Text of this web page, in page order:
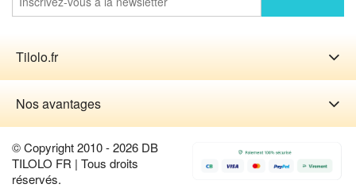
Tilolo.fr
Nos avantages
© Copyright 2010 - 2026 DB
TILOLO FR | Tous droits
réservés.